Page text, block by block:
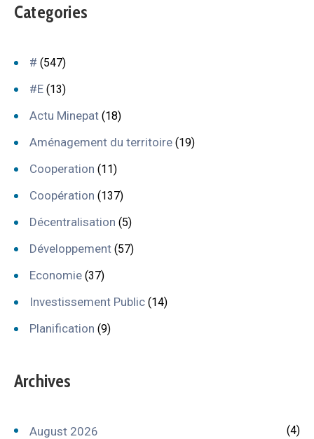
Categories
# (547)
#E (13)
Actu Minepat (18)
Aménagement du territoire (19)
Cooperation (11)
Coopération (137)
Décentralisation (5)
Développement (57)
Economie (37)
Investissement Public (14)
Planification (9)
Archives
August 2026 (4)